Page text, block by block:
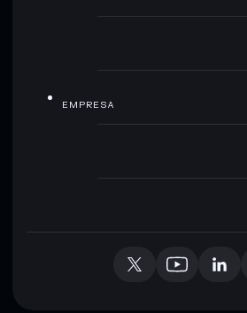
EMPRESA